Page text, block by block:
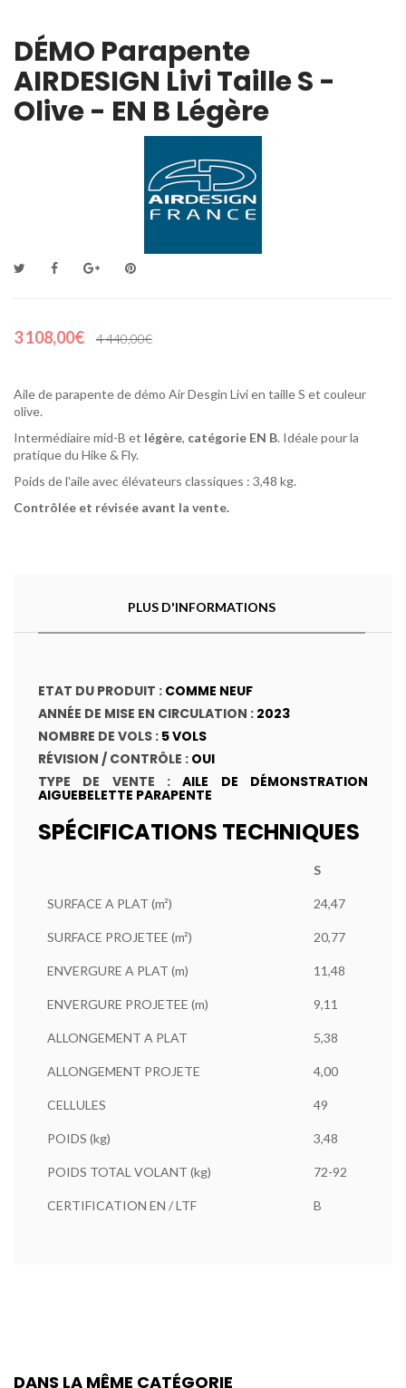
DÉMO Parapente
AIRDESIGN Livi Taille S -
Olive - EN B Légère
3 108,00€ 4 440,00€
Aile de parapente de démo Air Desgin Livi en taille S et couleur
olive.
Intermédiaire mid-B et légère, catégorie EN B. Idéale pour la
pratique du Hike & Fly.
Poids de l'aile avec élévateurs classiques : 3,48 kg.
Contrôlée et révisée avant la vente.
PLUS D'INFORMATIONS
ETAT DU PRODUIT : COMME NEUF
ANNÉE DE MISE EN CIRCULATION : 2023
NOMBRE DE VOLS : 5 VOLS
RÉVISION / CONTRÔLE : OUI
TYPE DE VENTE :
AILE DE DÉMONSTRATION
AIGUEBELETTE PARAPENTE
SPÉCIFICATIONS TECHNIQUES
S
SURFACE A PLAT (m²) 24,47
SURFACE PROJETEE (m²) 20,77
ENVERGURE A PLAT (m) 11,48
ENVERGURE PROJETEE (m) 9,11
ALLONGEMENT A PLAT 5,38
ALLONGEMENT PROJETE 4,00
CELLULES 49
POIDS (kg) 3,48
POIDS TOTAL VOLANT (kg) 72-92
CERTIFICATION EN / LTF B
DANS LA MÊME CATÉGORIE